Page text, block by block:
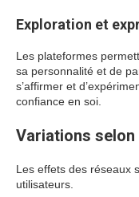
Exploration et
Les plateformes
sa personnalité et de
s’affirmer et
confiance en soi.
Variations selon
Les effets des réseaux
utilisateurs.